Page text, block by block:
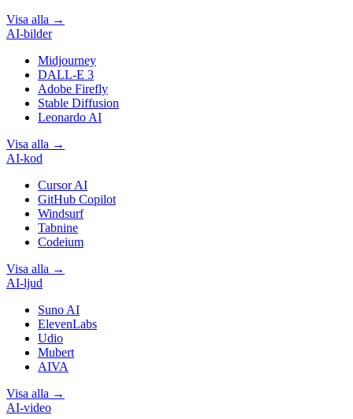
Visa alla →
AI-bilder
Midjourney
DALL-E 3
Adobe Firefly
Stable Diffusion
Leonardo AI
Visa alla →
AI-kod
Cursor AI
GitHub Copilot
Windsurf
Tabnine
Codeium
Visa alla →
AI-ljud
Suno AI
ElevenLabs
Udio
Mubert
AIVA
Visa alla →
AI-video